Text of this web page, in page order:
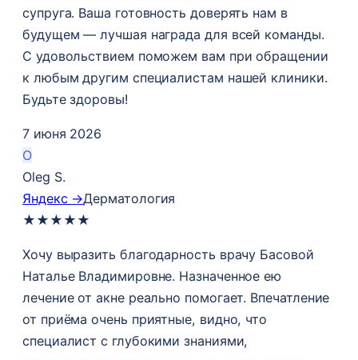
супруга. Ваша готовность доверять нам в
будущем — лучшая награда для всей команды.
С удовольствием поможем вам при обращении
к любым другим специалистам нашей клиники.
Будьте здоровы!
7 июня 2026
O
Oleg S.
Яндекс →Дерматология
★ ★ ★ ★ ★
Хочу выразить благодарность врачу Басовой
Наталье Владимировне. Назначенное ею
лечение от акне реально помогает. Впечатление
от приёма очень приятные, видно, что
специалист с глубокими знаниями,